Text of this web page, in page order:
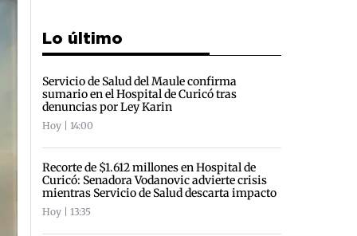
Lo último
Servicio de Salud del Maule confirma
sumario en el Hospital de Curicó tras
denuncias por Ley Karin
Hoy | 14:00
Recorte de $1.612 millones en Hospital de
Curicó: Senadora Vodanovic advierte crisis
mientras Servicio de Salud descarta impacto
Hoy | 13:35